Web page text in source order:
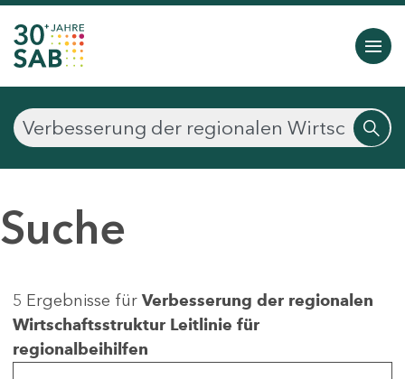
Suche
5 Ergebnisse für Verbesserung der regionalen
Wirtschaftsstruktur Leitlinie für
regionalbeihilfen